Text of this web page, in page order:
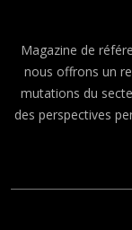
Magazine de
nous offrons un
mutations du
des perspectives